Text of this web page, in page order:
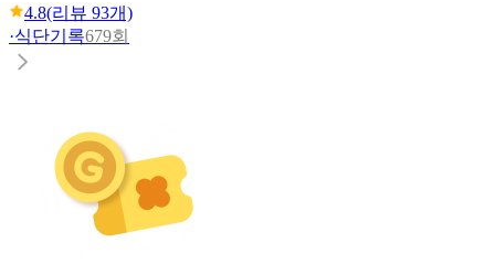
4.8(리뷰 93개)
·식단기록679회